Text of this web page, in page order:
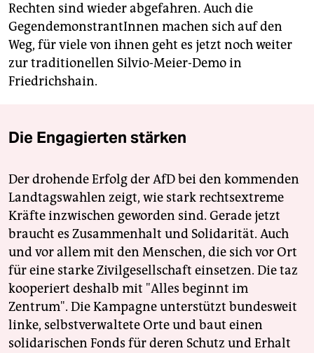
Rechten sind wieder abgefahren. Auch die
GegendemonstrantInnen machen sich auf den
Weg, für viele von ihnen geht es jetzt noch weiter
zur traditionellen Silvio-Meier-Demo in
Friedrichshain.
Die Engagierten stärken
Der drohende Erfolg der AfD bei den kommenden
Landtagswahlen zeigt, wie stark rechtsextreme
Kräfte inzwischen geworden sind. Gerade jetzt
braucht es Zusammenhalt und Solidarität. Auch
und vor allem mit den Menschen, die sich vor Ort
für eine starke Zivilgesellschaft einsetzen. Die taz
kooperiert deshalb mit "Alles beginnt im
Zentrum". Die Kampagne unterstützt bundesweit
linke, selbstverwaltete Orte und baut einen
solidarischen Fonds für deren Schutz und Erhalt